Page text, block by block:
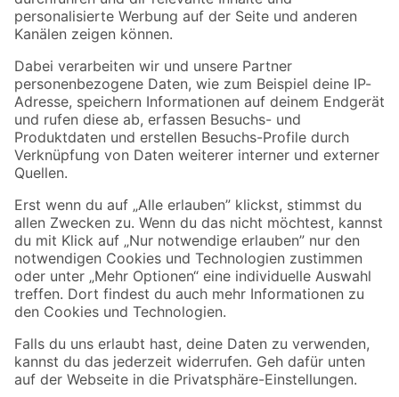
Folge uns
Zahlungsarten Versandarten
Sicher einkaufen
Jetzt die toom-App herunterladen
Alle Preisangaben in EUR inkl. gesetzl. MwSt.. Die dargestellten Angebote sind unter
Umständen nicht in allen Märkten verfügbar. Die angegebenen Verfügbarkeiten beziehen